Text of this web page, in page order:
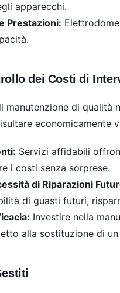
apparecchi.
Prestazioni:
dei Costi di
manutenzione di qualità
economicamente
Servizi affidabili
i costi senza sorprese.
di Riparazioni
di guasti futuri,
Investire nella
alla sostituzione di